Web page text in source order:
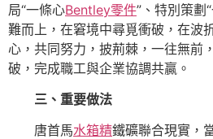
局“一條心Bentley零件”、特別策劃
難而上，在窘境中尋覓衝破，在波
心，共同努力，披荊棘，一往無前
破，完成職工與企業協調共贏。
三、重要做法
唐首馬水箱精鐵礦聯合現實，